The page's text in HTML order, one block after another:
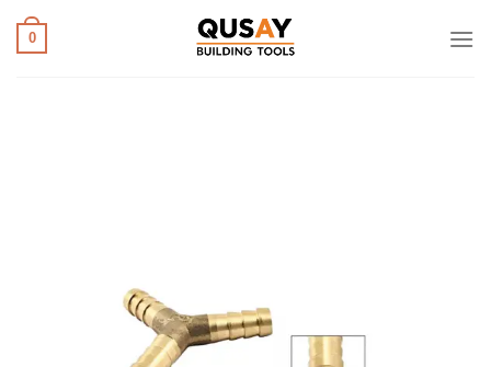
للمحتوى
0